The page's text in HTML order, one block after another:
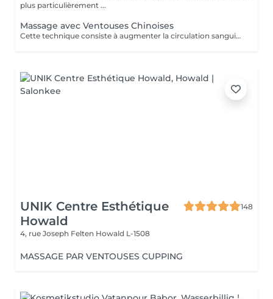
plus particulièrement ...
Massage avec Ventouses Chinoises
Cette technique consiste à augmenter la circulation sanguine. L'objectif est de créer un effet de succion qui favorisera la décongestion des tissus, l'évacuation des toxines et la mobilité des tissus. Prioritairement, cette pratique s'effectue sur le dos.
UNIK Centre Esthétique
Howald
148
4, rue Joseph Felten Howald L-1508
MASSAGE PAR VENTOUSES CUPPING